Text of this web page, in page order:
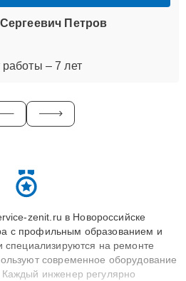
Петров
– 7 лет
zenit.ru в Новороссийске
с профильным образованием и
специализируются на ремонте
современное оборудование
инженер регулярно